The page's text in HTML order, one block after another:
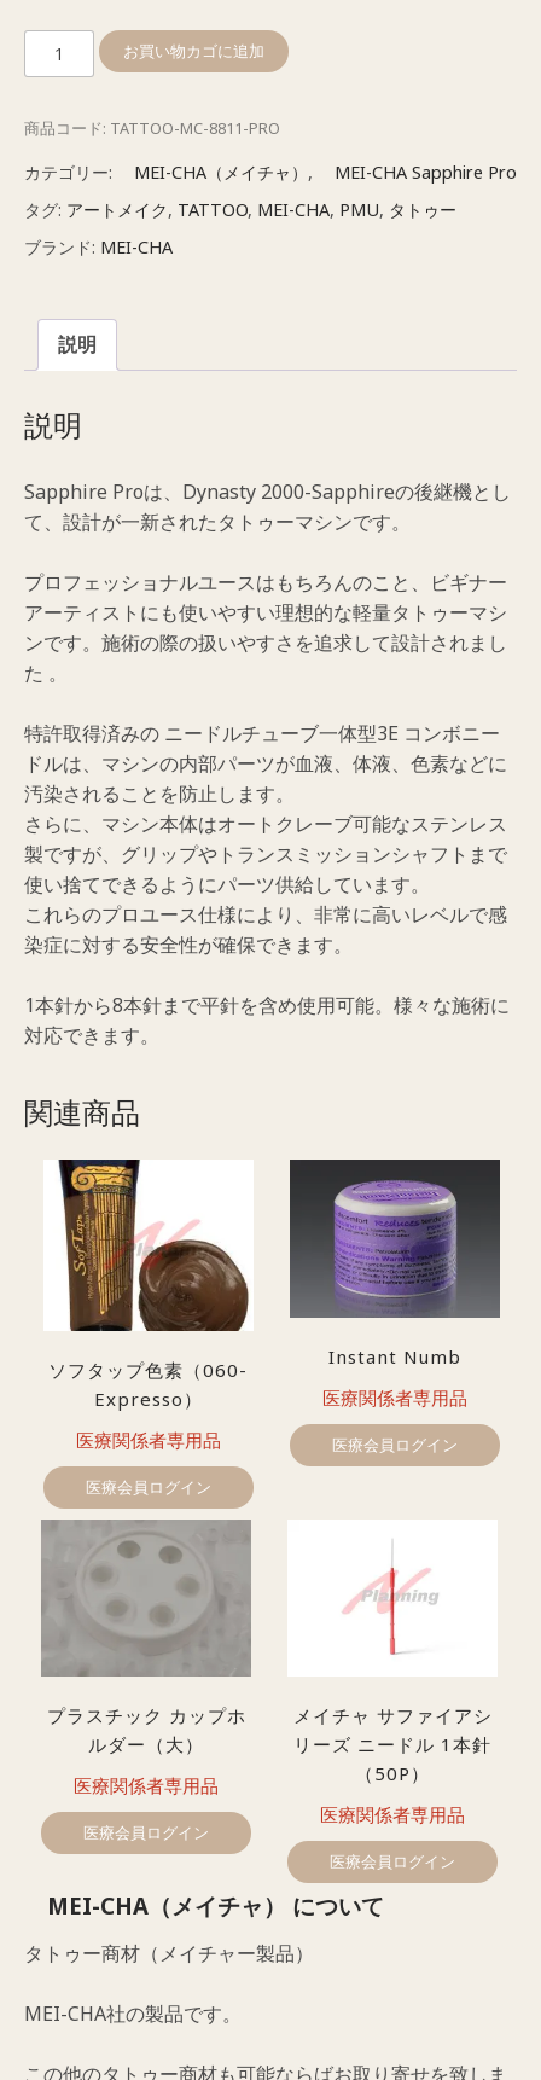
イ
ャ
Sapphire
フ
ァ
ア
ロ）
ハ
ン
マ
シ
個
お買い物カゴに追加
商品コード: TATTOO-MC-8811-PRO
カテゴリー: MEI-CHA（メイチャ） ,
MEI-CHA Sapphire Pro
タグ: アートメイク, TATTOO, MEI-CHA, PMU, タトゥー
ブランド: MEI-CHA
説明
説明
Sapphire Proは、Dynasty 2000-Sapphireの後継機とし
て、設計が一新されたタトゥーマシンです。
プロフェッショナルユースはもちろんのこと、ビギナー
アーティストにも使いやすい理想的な軽量タトゥーマシ
ンです。施術の際の扱いやすさを追求して設計されまし
た 。
特許取得済みの ニードルチューブ一体型3E コンボニー
ドルは、マシンの内部パーツが血液、体液、色素などに
汚染されることを防止します。
さらに、マシン本体はオートクレーブ可能なステンレス
製ですが、グリップやトランスミッションシャフトまで
使い捨てできるようにパーツ供給しています。
これらのプロユース仕様により、非常に高いレベルで感
染症に対する安全性が確保できます。
1本針から8本針まで平針を含め使用可能。様々な施術に
対応できます。
関連商品
ソフタップ色素（060-
Expresso）
医療関係者専用品
医療会員ログイン
Instant Numb
医療関係者専用品
医療会員ログイン
プラスチック カップホ
ルダー（大）
医療関係者専用品
医療会員ログイン
メイチャ サファイアシ
リーズ ニードル 1本針
（50P）
医療関係者専用品
医療会員ログイン
MEI-CHA（メイチャ） について
タトゥー商材（メイチャー製品）
MEI-CHA社の製品です。
この他のタトゥー商材も可能ならばお取り寄せを致しま